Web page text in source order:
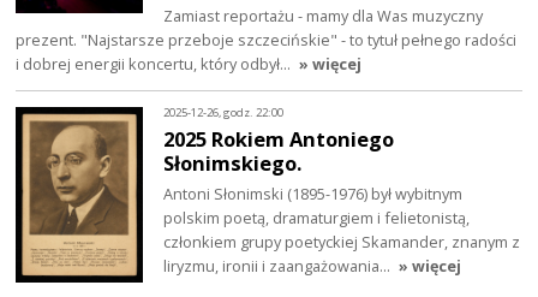
Zamiast reportażu - mamy dla Was muzyczny
prezent. "Najstarsze przeboje szczecińskie" - to tytuł pełnego radości
i dobrej energii koncertu, który odbył… » więcej
2025-12-26, godz. 22:00
2025 Rokiem Antoniego
Słonimskiego.
Antoni Słonimski (1895-1976) był wybitnym
polskim poetą, dramaturgiem i felietonistą,
członkiem grupy poetyckiej Skamander, znanym z
liryzmu, ironii i zaangażowania… » więcej